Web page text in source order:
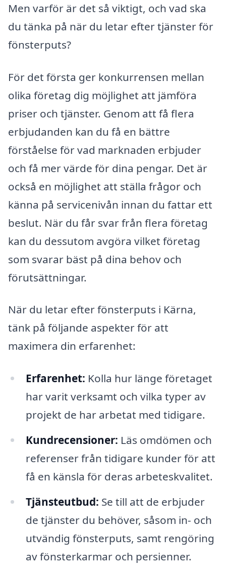
Men varför är det så viktigt, och vad ska
du tänka på när du letar efter tjänster för
fönsterputs?
För det första ger konkurrensen mellan
olika företag dig möjlighet att jämföra
priser och tjänster. Genom att få flera
erbjudanden kan du få en bättre
förståelse för vad marknaden erbjuder
och få mer värde för dina pengar. Det är
också en möjlighet att ställa frågor och
känna på servicenivån innan du fattar ett
beslut. När du får svar från flera företag
kan du dessutom avgöra vilket företag
som svarar bäst på dina behov och
förutsättningar.
När du letar efter fönsterputs i Kärna,
tänk på följande aspekter för att
maximera din erfarenhet:
Erfarenhet: Kolla hur länge företaget
har varit verksamt och vilka typer av
projekt de har arbetat med tidigare.
Kundrecensioner: Läs omdömen och
referenser från tidigare kunder för att
få en känsla för deras arbeteskvalitet.
Tjänsteutbud: Se till att de erbjuder
de tjänster du behöver, såsom in- och
utvändig fönsterputs, samt rengöring
av fönsterkarmar och persienner.